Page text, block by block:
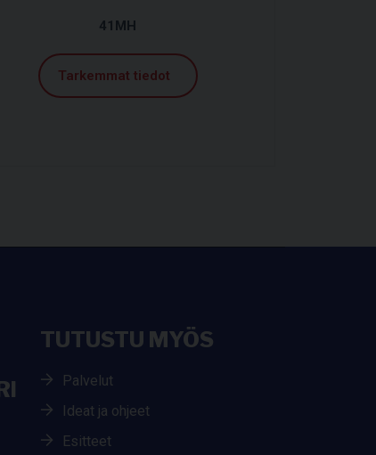
41MH
Tarkemmat tiedot
TUTUSTU MYÖS
Palvelut
Ideat ja ohjeet
Esitteet